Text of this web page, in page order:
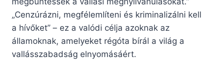
„Cenzúrázni, megfélemlíteni és kriminalizálni kell
a hívőket” – ez a valódi célja azoknak az
államoknak, amelyeket régóta bírál a világ a
vallásszabadság elnyomásáért.